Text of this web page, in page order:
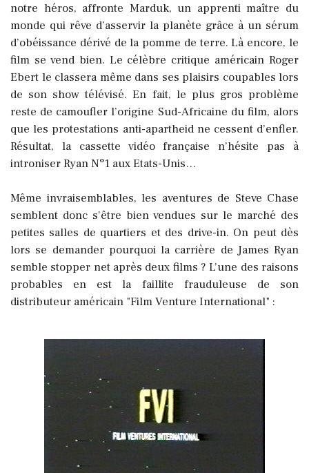
notre héros, affronte Marduk, un apprenti maître du
monde qui rêve d’asservir la planète grâce à un sérum
d’obéissance dérivé de la pomme de terre. Là encore, le
film se vend bien. Le célèbre critique américain Roger
Ebert le classera même dans ses plaisirs coupables lors
de son show télévisé. En fait, le plus gros problème
reste de camoufler l’origine Sud-Africaine du film, alors
que les protestations anti-apartheid ne cessent d’enfler.
Résultat, la cassette vidéo française n’hésite pas à
introniser Ryan N°1 aux Etats-Unis…
Même invraisemblables, les aventures de Steve Chase
semblent donc s'être bien vendues sur le marché des
petites salles de quartiers et des drive-in. On peut dès
lors se demander pourquoi la carrière de James Ryan
semble stopper net après deux films ? L’une des raisons
probables en est la faillite frauduleuse de son
distributeur américain "Film Venture International" :